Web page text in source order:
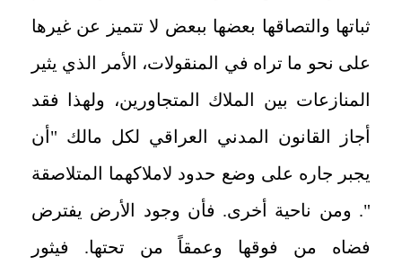
ثباتها والتصاقها بعضها ببعض لا تتميز عن غيرها
على نحو ما تراه في المنقولات، الأمر الذي يثير
المنازعات بين الملاك المتجاورين، ولهذا فقد
أجاز القانون المدني العراقي لكل مالك "أن
يجبر جاره على وضع حدود لاملاكهما المتلاصقة
". ومن ناحية أخرى. فأن وجود الأرض يفترض
فضاه من فوقها وعمقاً من تحتها. فيثور